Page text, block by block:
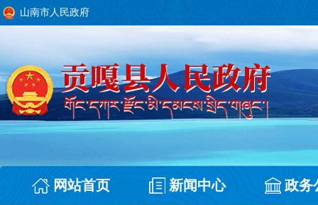
山南市人民政府
网站首页 新闻中心 政务